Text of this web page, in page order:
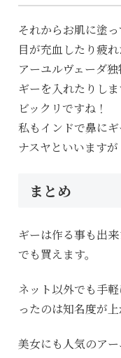
それからお肌に塗っ
目が充血したり疲
アーユルヴェーダ
ギーを入れたりしま
ビックリですね！
私もインドで鼻にギ
ナスヤといいますが
まとめ
ギーは作る事も出
でも買えます。
ネット以外でも手
ったのは知名度が
美女にも人気のア